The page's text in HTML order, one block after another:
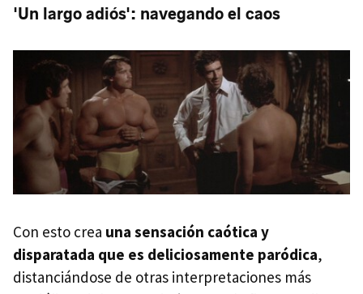
'Un largo adiós': navegando el caos
Con esto crea una sensación caótica y
disparatada que es deliciosamente paródica,
distanciándose de otras interpretaciones más